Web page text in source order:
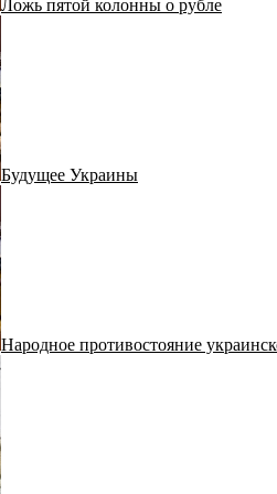
Ложь пятой колонны о рубле
Будущее Украины
Народное противостояние